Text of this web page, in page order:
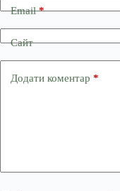
Email*
Сайт
Додати коментар *